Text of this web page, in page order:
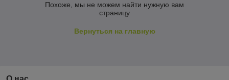
Похоже, мы не можем найти нужную вам
страницу
Вернуться на главную